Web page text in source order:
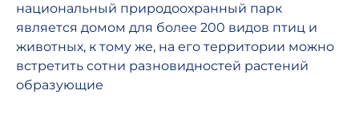
национальный природоохранный парк
является домом для более 200 видов птиц и
животных, к тому же, на его территории можно
встретить сотни разновидностей растений
образующие